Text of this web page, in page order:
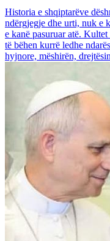
Historia e shqiptarëve
ndërgjegje dhe urti, nuk e
e kanë pasuruar atë.
të bëhen kurrë ledhe
hyjnore, mëshirën,